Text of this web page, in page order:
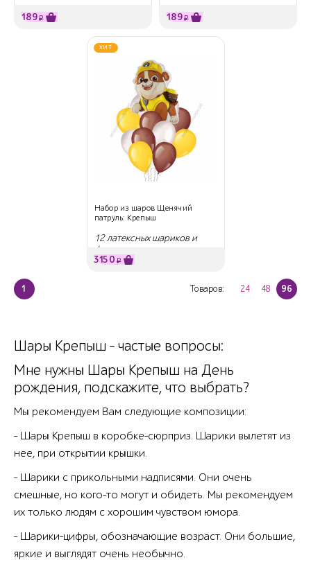
189₽ 189₽
ХИТ
Набор из шаров Щенячий
патруль: Крепыш
12 латексных шариков и
фигура
3150 ₽
1 Товаров: 24 48 96
Шары Крепыш - частые вопросы:
Мне нужны Шары Крепыш на День
рождения, подскажите, что выбрать?
Мы рекомендуем Вам следующие композиции:
- Шары Крепыш в коробке-сюрприз. Шарики вылетят из
нее, при открытии крышки.
- Шарики с прикольными надписями. Они очень
смешные, но кого-то могут и обидеть. Мы рекомендуем
их только людям с хорошим чувством юмора.
- Шарики-цифры, обозначающие возраст. Они большие,
яркие и выглядят очень необычно.